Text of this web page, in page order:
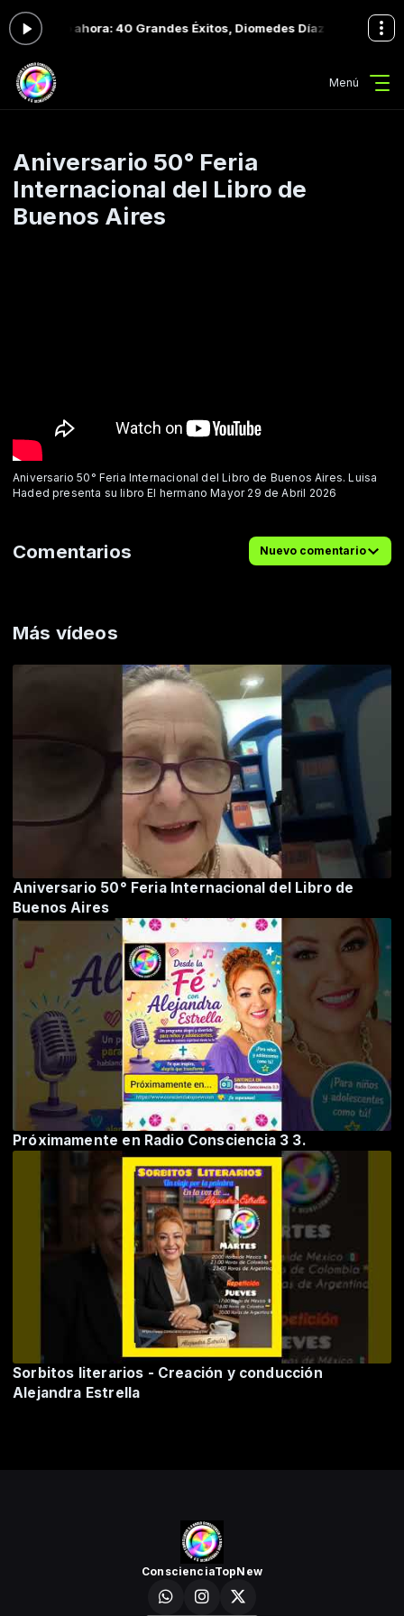
ahora: 40 Grandes Éxitos, Diomedes Díaz- AudioMúsica con
Menú
Aniversario 50° Feria
Internacional del Libro de
Buenos Aires
Más vídeos
Aniversario 50° Feria Internacional del Libro de
Buenos Aires
Próximamente en Radio Consciencia 3 3.
Sorbitos literarios - Creación y conducción
Alejandra Estrella
Aniversario 50° Feria Internacional del Libro de Buenos Aires. Luisa
Haded presenta su libro El hermano Mayor 29 de Abril 2026
Comentarios Nuevo comentario
ConscienciaTopNew